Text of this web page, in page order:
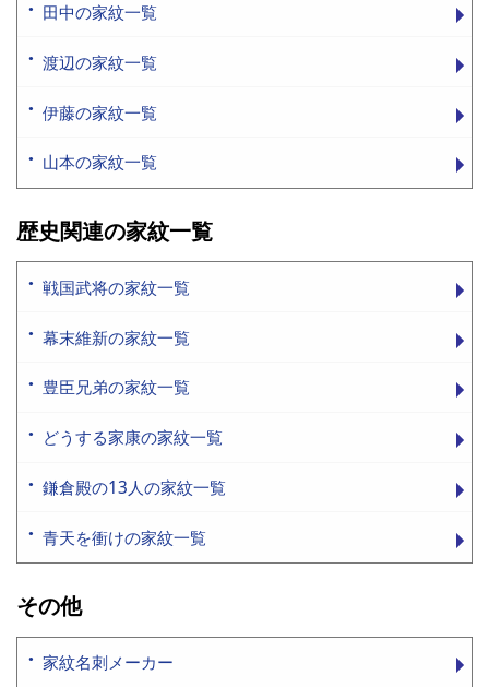
田中の家紋一覧
渡辺の家紋一覧
伊藤の家紋一覧
山本の家紋一覧
歴史関連の家紋一覧
戦国武将の家紋一覧
幕末維新の家紋一覧
豊臣兄弟の家紋一覧
どうする家康の家紋一覧
鎌倉殿の13人の家紋一覧
青天を衝けの家紋一覧
その他
家紋名刺メーカー